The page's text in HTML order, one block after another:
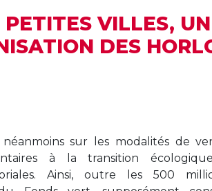
VILLES, UN
DES
néanmoins sur les modalités de
à la transition
Ainsi, outre les 500